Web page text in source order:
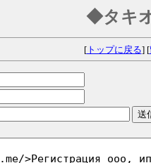
◆タキ
[トップに戻る] [